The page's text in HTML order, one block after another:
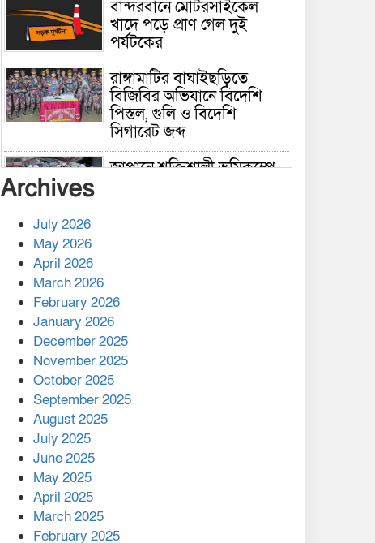
বান্দরবানে মোটরসাইকেল
খাদে পড়ে প্রাণ গেল দুই
পর্যটকের
রাঙ্গামাটির বাঘাইছড়িতে
বিজিবির অভিযানে বিদেশি
পিস্তল, গুলি ও বিদেশি
সিগারেট জব্দ
জাপানে শক্তিশালী ভূমিকম্পে
কাপ্তাই প্রেস ক্লাবের সভাপতি
মাহফুজ, সম্পাদক রিপন মারমা
নির্বাচিত
মালয়েশিয়ার প্রধানমন্ত্রীকে চিঠি
দেয়ার পর ফোন তারেক
রহমানের,গ্যাস সঙ্কট
মোকাবিলায় সহায়তার আশ্বাস
এক বিলিয়ন ডলার বিনিয়োগ
Archives
July 2026
May 2026
April 2026
March 2026
February 2026
January 2026
December 2025
November 2025
October 2025
September 2025
August 2025
July 2025
June 2025
May 2025
April 2025
March 2025
February 2025